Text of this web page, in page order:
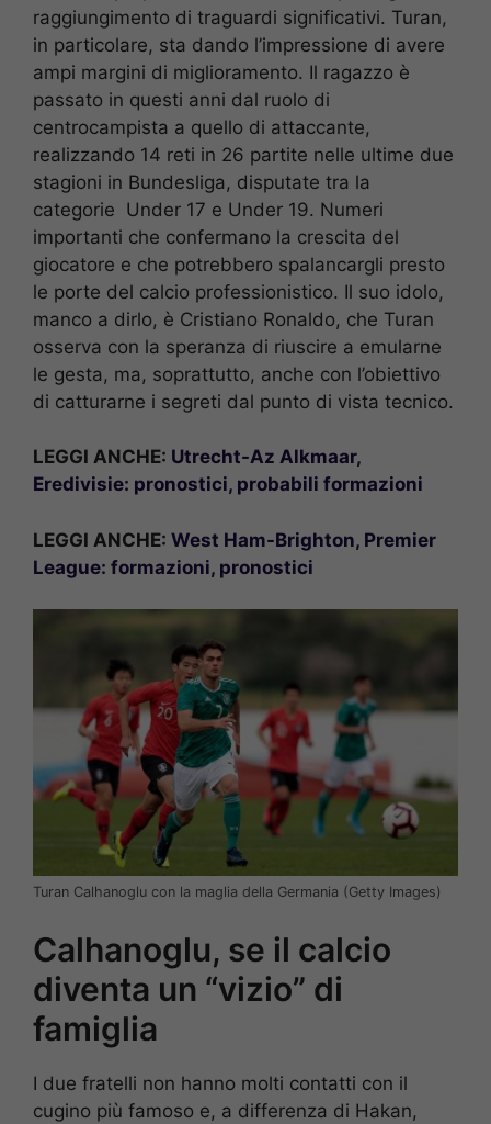
raggiungimento di traguardi significativi. Turan,
in particolare, sta dando l’impressione di avere
ampi margini di miglioramento. Il ragazzo è
passato in questi anni dal ruolo di
centrocampista a quello di attaccante,
realizzando 14 reti in 26 partite nelle ultime due
stagioni in Bundesliga, disputate tra la
categorie Under 17 e Under 19. Numeri
importanti che confermano la crescita del
giocatore e che potrebbero spalancargli presto
le porte del calcio professionistico. Il suo idolo,
manco a dirlo, è Cristiano Ronaldo, che Turan
osserva con la speranza di riuscire a emularne
le gesta, ma, soprattutto, anche con l’obiettivo
di catturarne i segreti dal punto di vista tecnico.
LEGGI ANCHE: Utrecht-Az Alkmaar,
Eredivisie: pronostici, probabili formazioni
LEGGI ANCHE: West Ham-Brighton, Premier
League: formazioni, pronostici
Turan Calhanoglu con la maglia della Germania (Getty Images)
Calhanoglu, se il calcio
diventa un “vizio” di
famiglia
I due fratelli non hanno molti contatti con il
cugino più famoso e, a differenza di Hakan,